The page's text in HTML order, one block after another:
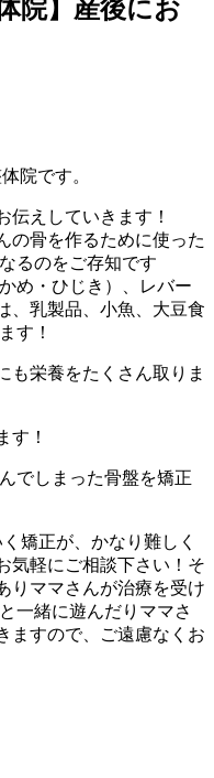
院】産後にお
院です。
伝えしていきます！
の骨を作るために使った
るのをご存知です
め・ひじき）、レバー
、乳製品、小魚、大豆食
す！
も栄養をたくさん取りま
す！
でしまった骨盤を矯正
矯正が、かなり難しく
気軽にご相談下さい！そ
りママさんが治療を受け
一緒に遊んだりママさ
ますので、ご遠慮なくお